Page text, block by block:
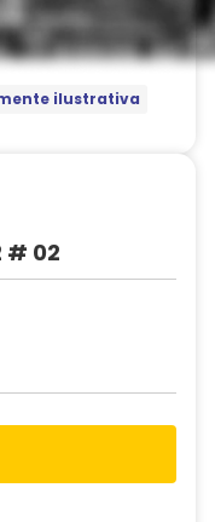
ilustrativa
# 02